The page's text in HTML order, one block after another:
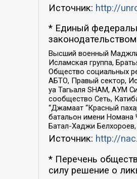
Источник: http://
* Единый
Высший военный
Исламская группа,
Общество социальных
АБТО, Правый сектор,
уа Тагьаля SHAM, АУМ
сообщество Сеть,
“Джамаат “Красный
батальон имени Номана
Батал-Хаджи
Источник: http://
* Перечень
силу решение о